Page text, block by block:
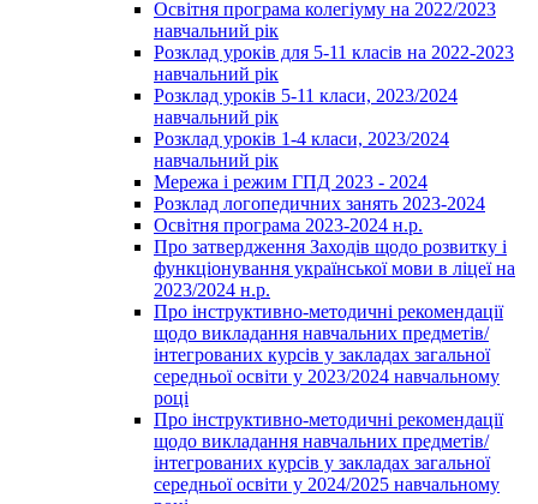
Освітня програма колегіуму на 2022/2023
навчальний рік
Розклад уроків для 5-11 класів на 2022-2023
навчальний рік
Розклад уроків 5-11 класи, 2023/2024
навчальний рік
Розклад уроків 1-4 класи, 2023/2024
навчальний рік
Мережа і режим ГПД 2023 - 2024
Розклад логопедичних занять 2023-2024
Освітня програма 2023-2024 н.р.
Про затвердження Заходів щодо розвитку і
функціонування української мови в ліцеї на
2023/2024 н.р.
Про інструктивно-методичні рекомендації
щодо викладання навчальних предметів/
інтегрованих курсів у закладах загальної
середньої освіти у 2023/2024 навчальному
році
Про інструктивно-методичні рекомендації
щодо викладання навчальних предметів/
інтегрованих курсів у закладах загальної
середньої освіти у 2024/2025 навчальному